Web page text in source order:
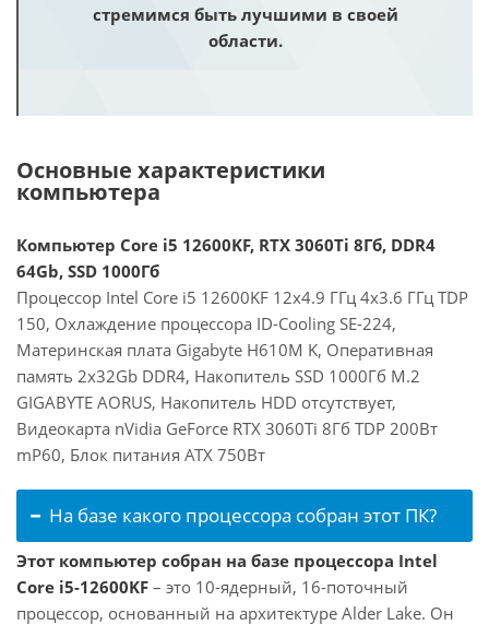
стремимся быть лучшими в своей
области.
Основные характеристики
компьютера
Компьютер Core i5 12600KF, RTX 3060Ti 8Гб, DDR4
64Gb, SSD 1000Гб
Процессор Intel Core i5 12600KF 12x4.9 ГГц 4x3.6 ГГц TDP
150, Охлаждение процессора ID-Cooling SE-224,
Материнская плата Gigabyte H610M K, Оперативная
память 2x32Gb DDR4, Накопитель SSD 1000Гб M.2
GIGABYTE AORUS, Накопитель HDD отсутствует,
Видеокарта nVidia GeForce RTX 3060Ti 8Гб TDP 200Вт
mP60, Блок питания ATX 750Вт
На базе какого процессора собран этот ПК?
Этот компьютер собран на базе процессора Intel
Core i5-12600KF – это 10-ядерный, 16-поточный
процессор, основанный на архитектуре Alder Lake. Он